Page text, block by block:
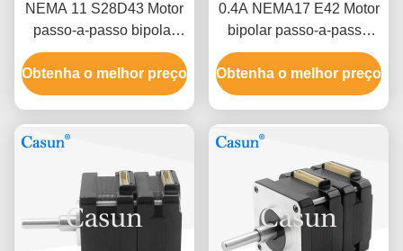
NEMA 11 S28D43 Motor
passo-a-passo bipolar
sério 55mN.M 80mN.M
Para indústria médica
Obtenha o melhor preço
0.4A NEMA17 E42 Motor
bipolar passo-a-passo
sério para equipamentos
de automação
Obtenha o melhor preço